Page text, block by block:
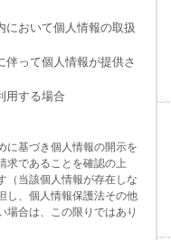
において個人情報の取扱
って個人情報が提供さ
用する場合
に基づき個人情報の開示を
求であることを確認の上
（当該個人情報が存在しな
し、個人情報保護法その他
場合は、この限りではあり